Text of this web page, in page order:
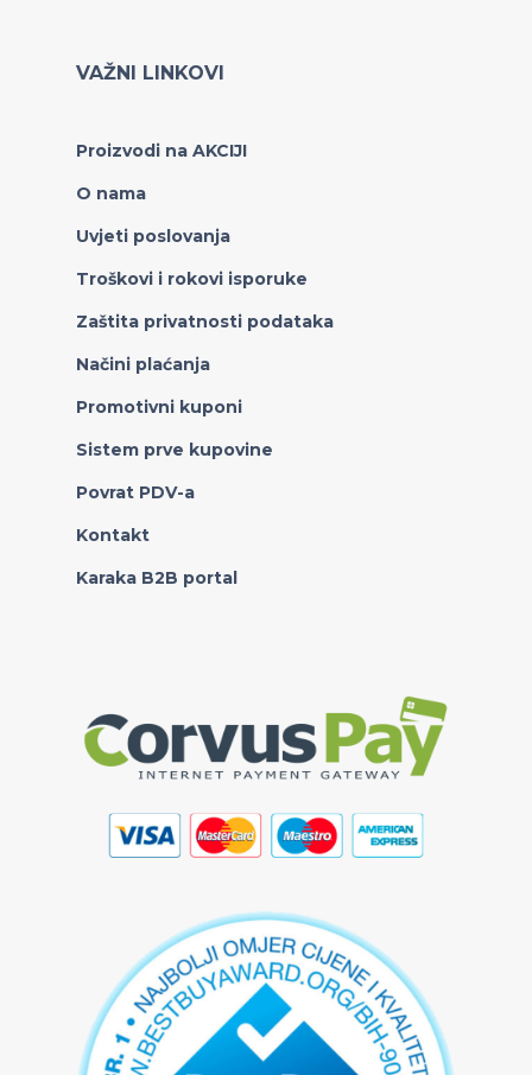
VAŽNI LINKOVI
Proizvodi na AKCIJI
O nama
Uvjeti poslovanja
Troškovi i rokovi isporuke
Zaštita privatnosti podataka
Načini plaćanja
Promotivni kuponi
Sistem prve kupovine
Povrat PDV-a
Kontakt
Karaka B2B portal